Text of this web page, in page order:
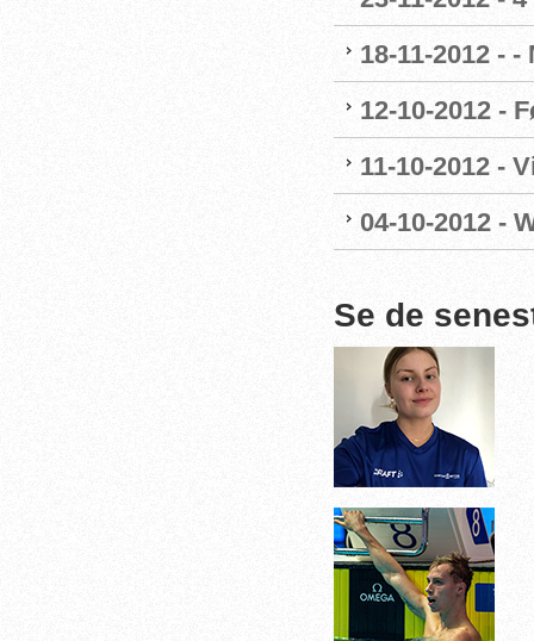
18-11-2012 -
12-10-2012 -
11-10-2012 -
04-10-2012 -
Se de